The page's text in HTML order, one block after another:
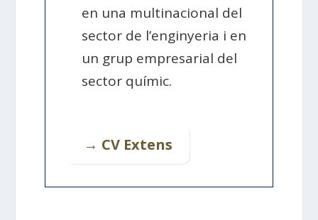
en una multinacional del
sector de l’enginyeria i en
un grup empresarial del
sector químic.
→ CV Extens